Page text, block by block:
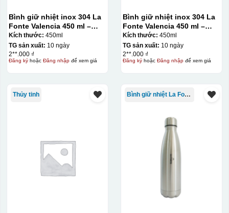
Bình giữ nhiệt inox 304 La
Fonte Valencia 450 ml –
012355
Kích thước: 450ml
TG sản xuất: 10 ngày
2**.000 ₫
Đăng kýhoặc Đăng nhậpđể xem giá
Bình giữ nhiệt inox 304 La
Fonte Valencia 450 ml –
012355
Kích thước: 450ml
TG sản xuất: 10 ngày
2**.000 ₫
Đăng kýhoặc Đăng nhậpđể xem giá
Thủy tinh Bình giữ nhiệt La Fonte